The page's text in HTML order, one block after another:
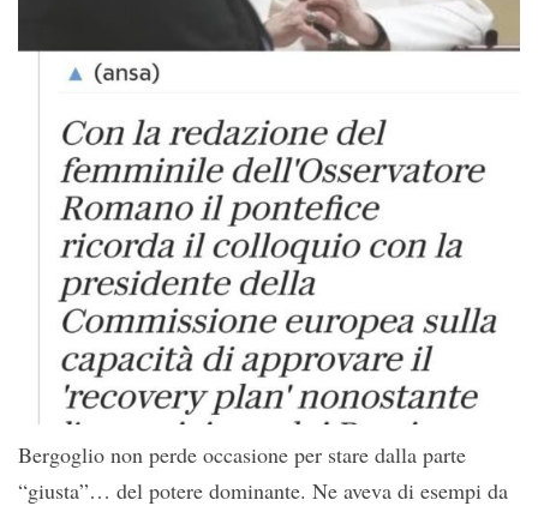
Bergoglio non perde occasione per stare dalla parte
“giusta”… del potere dominante. Ne aveva di esempi da